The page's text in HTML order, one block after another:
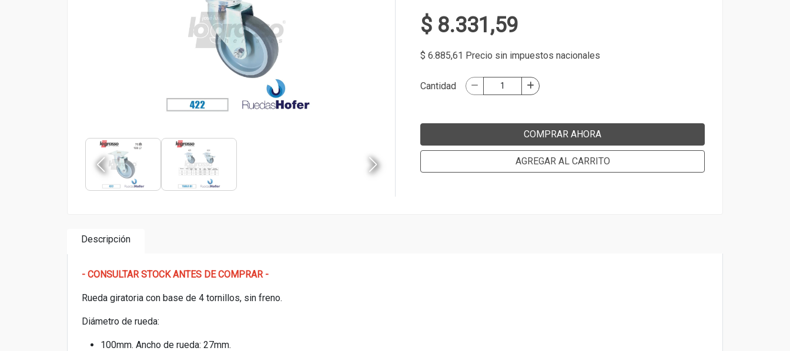
$ 8.331,59
$ 6.885,61 Precio sin impuestos nacionales
Cantidad
COMPRAR AHORA
AGREGAR AL CARRITO
Descripción
- CONSULTAR STOCK ANTES DE COMPRAR -
Rueda giratoria con base de 4 tornillos, sin freno.
Diámetro de rueda:
100mm. Ancho de rueda: 27mm.